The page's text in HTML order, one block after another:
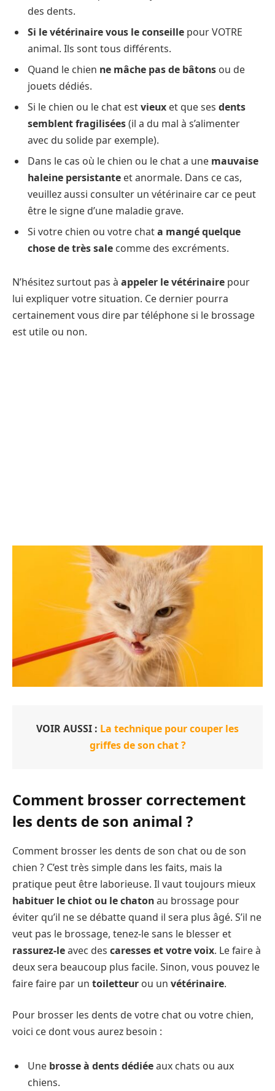
des dents.
Si le vétérinaire vous le conseille pour VOTRE
animal. Ils sont tous différents.
Quand le chien ne mâche pas de bâtons ou de
jouets dédiés.
Si le chien ou le chat estvieux et que ses dents
semblent fragilisées(il a du mal à s’alimenter
avec du solide par exemple).
Dans le cas où le chien ou le chat a une mauvaise
haleine persistante et anormale. Dans ce cas,
veuillez aussi consulter un vétérinaire car ce peut
être le signe d’une maladie grave.
Si votre chien ou votre chata mangé quelque
chose de très sale comme des excréments.
N’hésitez surtout pas à appeler le vétérinaire pour
lui expliquer votre situation. Ce dernier pourra
certainement vous dire par téléphone si le brossage
est utile ou non.
VOIR AUSSI : La technique pour couper les
griffes de son chat ?
Comment brosser correctement
les dents de son animal ?
Comment brosser les dents de son chat ou de son
chien ? C’est très simple dans les faits, mais la
pratique peut être laborieuse. Il vaut toujours mieux
habituer le chiot ou le chatonau brossage pour
éviter qu’il ne se débatte quand il sera plus âgé. S’il ne
veut pas le brossage, tenez-le sans le blesser et
rassurez-leavec des caresses et votre voix. Le faire à
deux sera beaucoup plus facile. Sinon, vous pouvez le
faire faire par un toiletteur ou un vétérinaire.
Pour brosser les dents de votre chat ou votre chien,
voici ce dont vous aurez besoin :
Une brosse à dents dédiéeaux chats ou aux
chiens.